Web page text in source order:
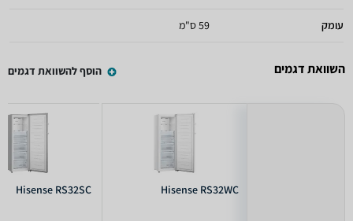
עומק 59 ס"מ
השוואת דגמים הוסף להשוואת דגמים
Hisense RS32WC
Hisense RS32SC